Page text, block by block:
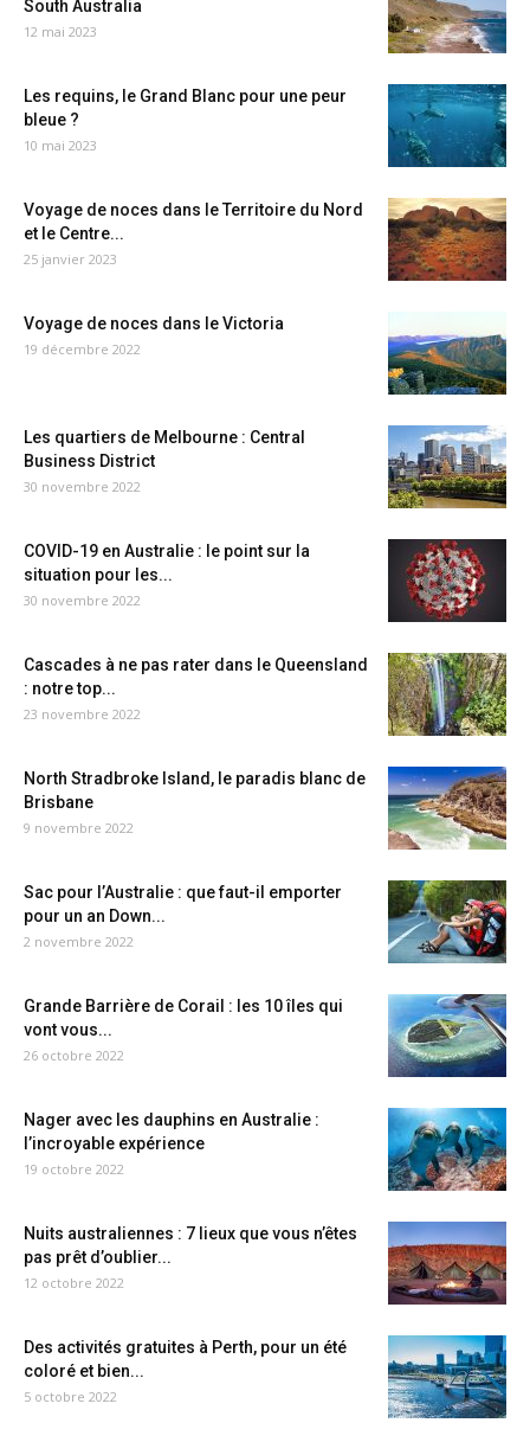
South Australia
12 mai 2023
Les requins, le Grand Blanc pour une peur
bleue ?
10 mai 2023
Voyage de noces dans le Territoire du Nord
et le Centre...
25 janvier 2023
Voyage de noces dans le Victoria
19 décembre 2022
Les quartiers de Melbourne : Central
Business District
30 novembre 2022
COVID-19 en Australie : le point sur la
situation pour les...
30 novembre 2022
Cascades à ne pas rater dans le Queensland
: notre top...
23 novembre 2022
North Stradbroke Island, le paradis blanc de
Brisbane
9 novembre 2022
Sac pour l’Australie : que faut-il emporter
pour un an Down...
2 novembre 2022
Grande Barrière de Corail : les 10 îles qui
vont vous...
26 octobre 2022
Nager avec les dauphins en Australie :
l’incroyable expérience
19 octobre 2022
Nuits australiennes : 7 lieux que vous n’êtes
pas prêt d’oublier...
12 octobre 2022
Des activités gratuites à Perth, pour un été
coloré et bien...
5 octobre 2022